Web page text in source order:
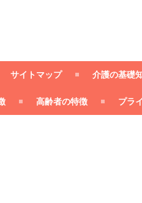
サイトマップ 介護の基礎
高齢者の特徴 プラ